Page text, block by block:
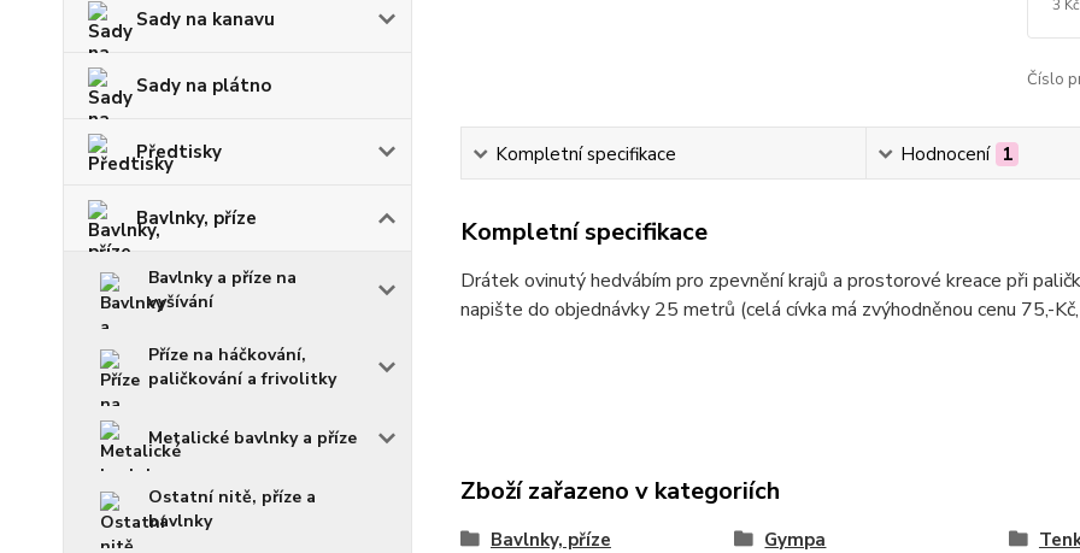
Sady na kanavu
Sady na plátno
Předtisky
Bavlnky, příze
Bavlnky a příze na
vyšívání
Příze na háčkování,
paličkování a frivolitky
Metalické bavlnky a příze
Ostatní nitě, příze a
bavlnky
3 Kč
Číslo
Kompletní specifikace Hodnocení 1
Kompletní specifikace
Drátek ovinutý hedvábím pro zpevnění krajů a prostorové kreace při
napište do objednávky 25 metrů (celá cívka má zvýhodněnou cenu 75,-
Zboží zařazeno v kategoriích
Bavlnky, příze Gympa